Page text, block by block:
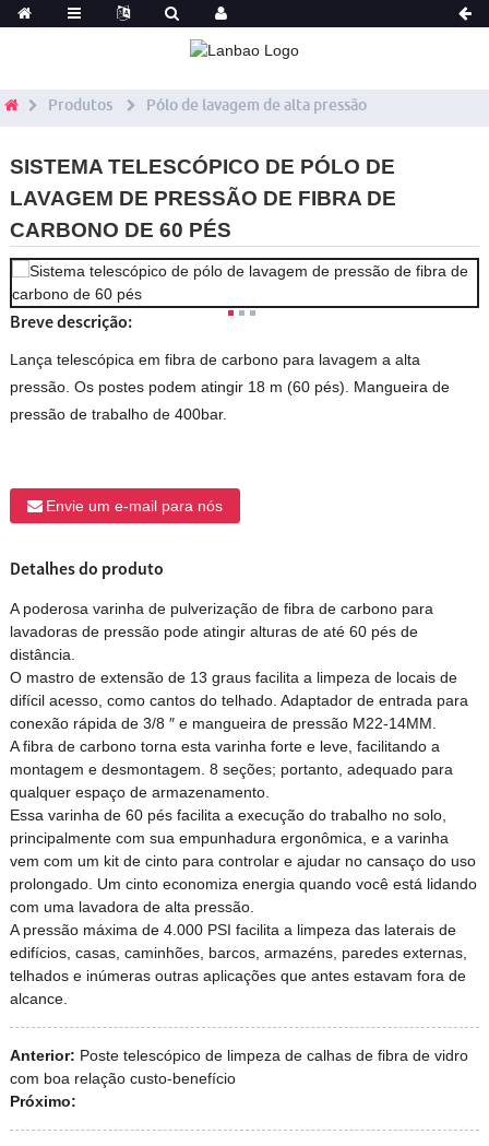
Produtos Pólo de lavagem de alta pressão
SISTEMA TELESCÓPICO DE PÓLO DE
LAVAGEM DE PRESSÃO DE FIBRA DE
CARBONO DE 60 PÉS
Breve descrição:
Lança telescópica em fibra de carbono para lavagem a alta
pressão. Os postes podem atingir 18 m (60 pés). Mangueira de
pressão de trabalho de 400bar.
Envie um e-mail para nós
Detalhes do produto
A poderosa varinha de pulverização de fibra de carbono para
lavadoras de pressão pode atingir alturas de até 60 pés de
distância.
O mastro de extensão de 13 graus facilita a limpeza de locais de
difícil acesso, como cantos do telhado. Adaptador de entrada para
conexão rápida de 3/8 ″ e mangueira de pressão M22-14MM.
A fibra de carbono torna esta varinha forte e leve, facilitando a
montagem e desmontagem. 8 seções; portanto, adequado para
qualquer espaço de armazenamento.
Essa varinha de 60 pés facilita a execução do trabalho no solo,
principalmente com sua empunhadura ergonômica, e a varinha
vem com um kit de cinto para controlar e ajudar no cansaço do uso
prolongado. Um cinto economiza energia quando você está lidando
com uma lavadora de alta pressão.
A pressão máxima de 4.000 PSI facilita a limpeza das laterais de
edifícios, casas, caminhões, barcos, armazéns, paredes externas,
telhados e inúmeras outras aplicações que antes estavam fora de
alcance.
Anterior: Poste telescópico de limpeza de calhas de fibra de vidro
com boa relação custo-benefício
Próximo: